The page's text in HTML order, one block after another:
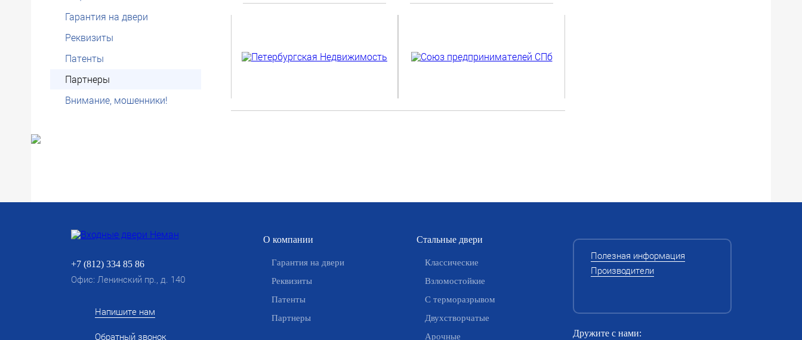
Гарантия на двери
Реквизиты
Патенты
Партнеры
Внимание, мошенники!
Подробнее Подробнее
+7 (812) 334 85 86
Офис: Ленинский пр., д. 140
Напишите нам
Обратный звонок
О компании
Гарантия на двери
Реквизиты
Патенты
Партнеры
Стальные двери
Классические
Взломостойкие
С терморазрывом
Двухстворчатые
Арочные
Полезная информация
Производители
Дружите с нами: